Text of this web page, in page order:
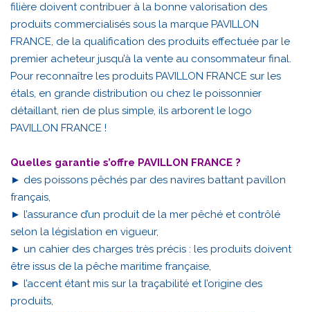
filière doivent contribuer à la bonne valorisation des
produits commercialisés sous la marque PAVILLON
FRANCE, de la qualification des produits effectuée par le
premier acheteur jusqu’à la vente au consommateur final.
Pour reconnaître les produits PAVILLON FRANCE sur les
étals, en grande distribution ou chez le poissonnier
détaillant, rien de plus simple, ils arborent le logo
PAVILLON FRANCE !
Quelles garantie s’offre PAVILLON FRANCE ?
► des poissons pêchés par des navires battant pavillon
français,
► l’assurance d’un produit de la mer pêché et contrôlé
selon la législation en vigueur,
► un cahier des charges très précis : les produits doivent
être issus de la pêche maritime française,
► l’accent étant mis sur la traçabilité et l’origine des
produits,